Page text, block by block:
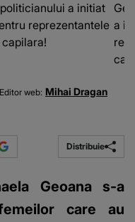
a initiat
reprezentantele a
Editor web: Mihai Dragan
Distribuie
Geoana s-a
care au